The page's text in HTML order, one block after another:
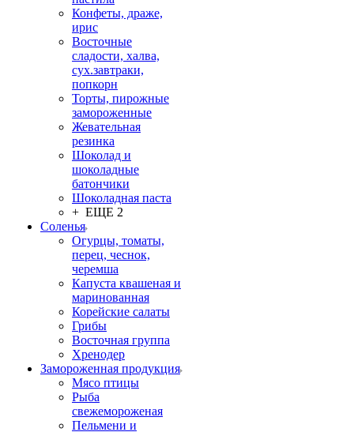
Конфеты, драже,
ирис
Восточные
сладости, халва,
сух.завтраки,
попкорн
Торты, пирожные
замороженные
Жевательная
резинка
Шоколад и
шоколадные
батончики
Шоколадная паста
+ ЕЩЕ 2
Соленья
Огурцы, томаты,
перец, чеснок,
черемша
Капуста квашеная и
маринованная
Корейские салаты
Грибы
Восточная группа
Хренодер
Замороженная продукция
Мясо птицы
Рыба
свежемороженая
Пельмени и